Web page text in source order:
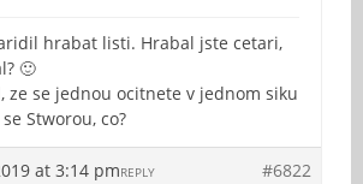
hrabat listi. Hrabal jste cetari,
🙂
ze se jednou ocitnete v jednom siku
Stworou, co?
at 3:14 pm #6822
REPLY